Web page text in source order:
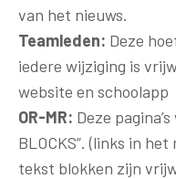
van het nieuws.
Teamleden: Deze
iedere wijziging is
website en schoolapp
OR-MR: Deze
BLOCKS”. (links in
tekst blokken zijn